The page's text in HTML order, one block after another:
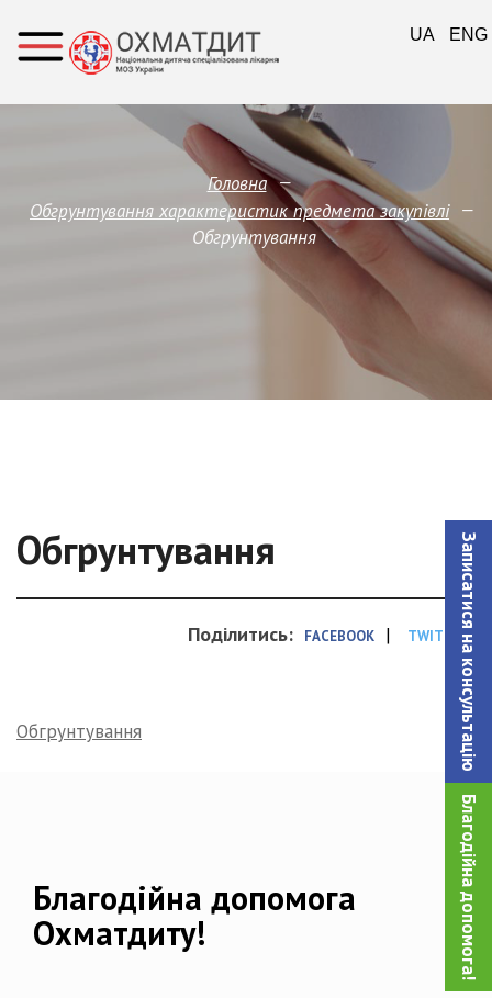
Записатися на консультацiю
Благодійна допомога!
Головна —
Обгрунтування характеристик предмета закупівлi —
Обгрунтування
Обгрунтування
Поділитись: FACEBOOK | TWITTER
Обгрунтування
Благодійна допомога
Охматдиту!
UA ENG